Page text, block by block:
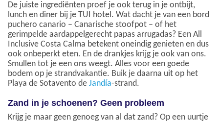
De juiste ingrediënten proef je ook terug in je ontbijt,
lunch en diner bij je TUI hotel. Wat dacht je van een bord
puchero canario – Canarische stoofpot – of het
gerimpelde aardappelgerecht papas arrugadas? Een All
Inclusive Costa Calma betekent oneindig genieten en dus
ook onbeperkt eten. En de drankjes krijg je ook van ons.
Smullen tot je een ons weegt. Alles voor een goede
bodem op je strandvakantie. Buik je daarna uit op het
Playa de Sotavento de Jandía-strand.
Zand in je schoenen? Geen probleem
Krijg je maar geen genoeg van al dat zand? Op een uurtje